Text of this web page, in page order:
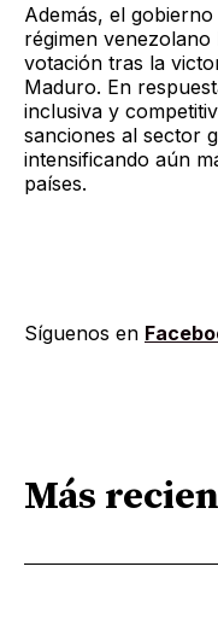
Además, el
régimen
votación tras la
Maduro. En
inclusiva y
sanciones al sector
intensificando aún
países.
Síguenos en
Más